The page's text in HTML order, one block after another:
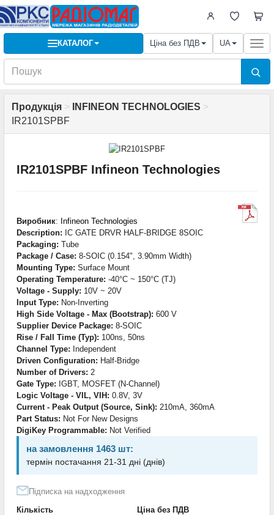
КАТАЛОГ Ціна без ПДВ UA
Продукція > INFINEON TECHNOLOGIES >
IR2101SPBF
IR2101SPBF Infineon Technologies
Виробник: Infineon Technologies
Description: IC GATE DRVR HALF-BRIDGE 8SOIC
Packaging: Tube
Package / Case: 8-SOIC (0.154", 3.90mm Width)
Mounting Type: Surface Mount
Operating Temperature: -40°C ~ 150°C (TJ)
Voltage - Supply: 10V ~ 20V
Input Type: Non-Inverting
High Side Voltage - Max (Bootstrap): 600 V
Supplier Device Package: 8-SOIC
Rise / Fall Time (Typ): 100ns, 50ns
Channel Type: Independent
Driven Configuration: Half-Bridge
Number of Drivers: 2
Gate Type: IGBT, MOSFET (N-Channel)
Logic Voltage - VIL, VIH: 0.8V, 3V
Current - Peak Output (Source, Sink): 210mA, 360mA
Part Status: Not For New Designs
DigiKey Programmable: Not Verified
на замовлення 1463 шт:
термін постачання 21-31 дні (днів)
Підписка на надходження
Кількість
Ціна без ПДВ